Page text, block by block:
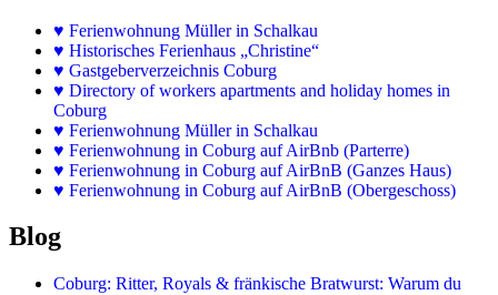
♥ Ferienwohnung Müller in Schalkau
♥ Historisches Ferienhaus „Christine“
♥ Gastgeberverzeichnis Coburg
♥ Directory of workers apartments and holiday homes in
Coburg
♥ Ferienwohnung Müller in Schalkau
♥ Ferienwohnung in Coburg auf AirBnb (Parterre)
♥ Ferienwohnung in Coburg auf AirBnB (Ganzes Haus)
♥ Ferienwohnung in Coburg auf AirBnB (Obergeschoss)
Blog
Coburg: Ritter, Royals & fränkische Bratwurst: Warum du